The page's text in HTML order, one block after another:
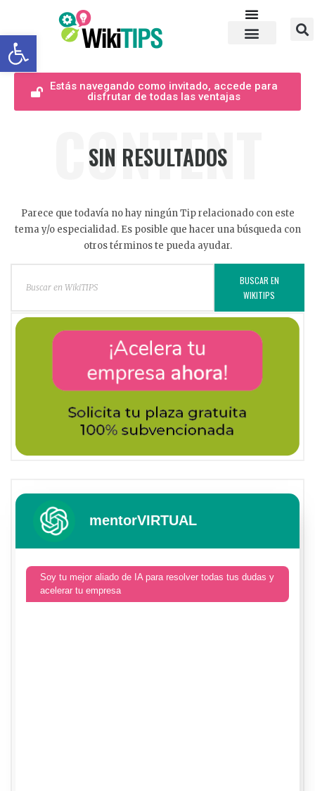
Abrir barra de herramientas
Estás navegando como invitado, accede para
disfrutar de todas las ventajas
CONTENT
SIN RESULTADOS
Parece que todavía no hay ningún Tip relacionado con este
tema y/o especialidad. Es posible que hacer una búsqueda con
otros términos te pueda ayudar.
BUSCAR EN
WIKITIPS
mentorVIRTUAL
Soy tu mejor aliado de IA para resolver todas tus dudas y
acelerar tu empresa